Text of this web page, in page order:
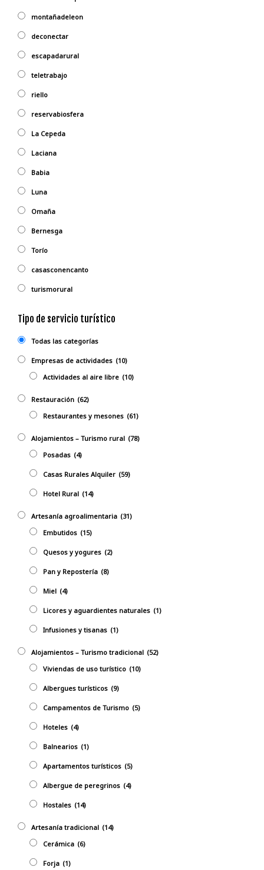
montañadeleon
deconectar
escapadarural
teletrabajo
riello
reservabiosfera
La Cepeda
Laciana
Babia
Luna
Omaña
Bernesga
Torío
casasconencanto
turismorural
Tipo de servicio turístico
Todas las categorías
Empresas de actividades (10)
Actividades al aire libre (10)
Restauración (62)
Restaurantes y mesones (61)
Alojamientos – Turismo rural (78)
Posadas (4)
Casas Rurales Alquiler (59)
Hotel Rural (14)
Artesanía agroalimentaria (31)
Embutidos (15)
Quesos y yogures (2)
Pan y Repostería (8)
Miel (4)
Licores y aguardientes naturales (1)
Infusiones y tisanas (1)
Alojamientos – Turismo tradicional (52)
Viviendas de uso turístico (10)
Albergues turísticos (9)
Campamentos de Turismo (5)
Hoteles (4)
Balnearios (1)
Apartamentos turísticos (5)
Albergue de peregrinos (4)
Hostales (14)
Artesaní­a tradicional (14)
Cerámica (6)
Forja (1)